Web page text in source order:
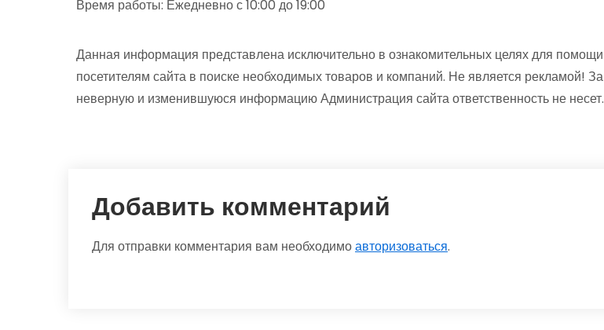
Время работы: Ежедневно с 10:00 до 19:00
Данная информация представлена исключительно в ознакомительных целях для помощи
посетителям сайта в поиске необходимых товаров и компаний. Не является рекламой! За
неверную и изменившуюся информацию Администрация сайта ответственность не несет.
Добавить комментарий
Для отправки комментария вам необходимоавторизоваться.